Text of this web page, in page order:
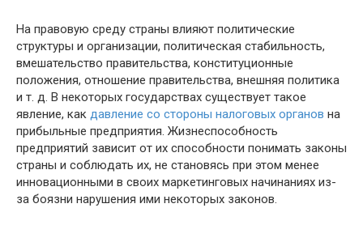
На правовую среду страны влияют политические
структуры и организации, политическая стабильность,
вмешательство правительства, конституционные
положения, отношение правительства, внешняя политика
и т. д. В некоторых государствах существует такое
явление, как давление со стороны налоговых органов на
прибыльные предприятия. Жизнеспособность
предприятий зависит от их способности понимать законы
страны и соблюдать их, не становясь при этом менее
инновационными в своих маркетинговых начинаниях из-
за боязни нарушения ими некоторых законов.